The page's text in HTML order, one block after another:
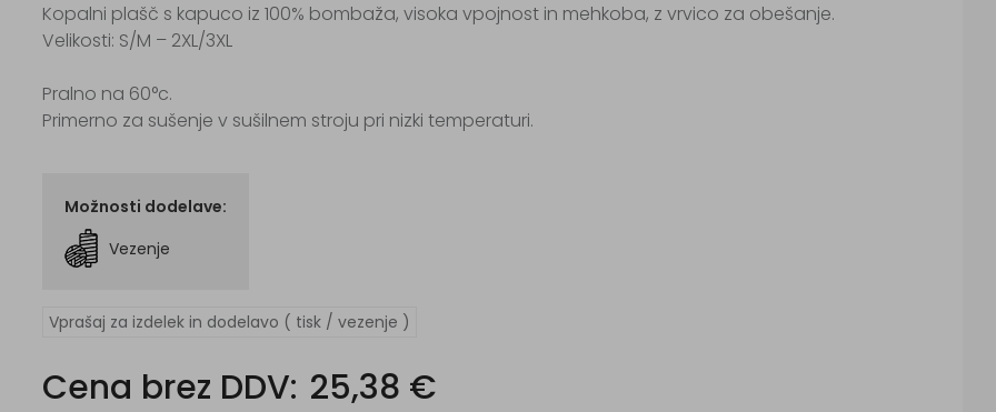
Kopalni plašč s kapuco iz 100% bombaža, visoka vpojnost in mehkoba, z vrvico za obešanje.
Velikosti: S/M – 2XL/3XL
Pralno na 60°c.
Primerno za sušenje v sušilnem stroju pri nizki temperaturi.
Možnosti dodelave:
Vezenje
Vprašaj za izdelek in dodelavo ( tisk / vezenje )
Cena brez DDV: 25,38 €